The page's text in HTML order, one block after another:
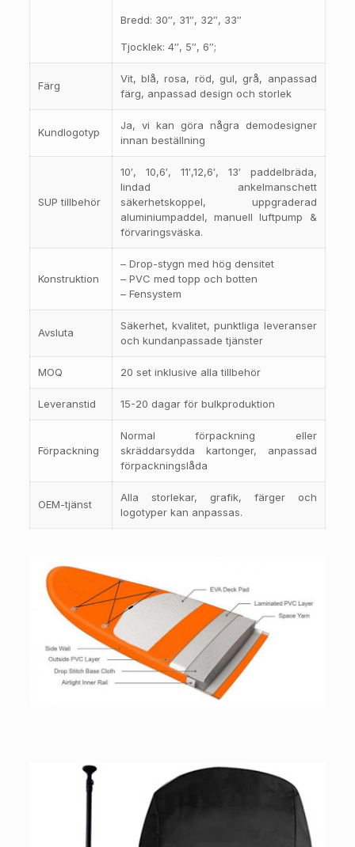
Bredd: 30″, 31″, 32″, 33″
Tjocklek: 4″, 5″, 6″;
Färg
Vit, blå, rosa, röd, gul, grå, anpassad
färg, anpassad design och storlek
Kundlogotyp
Ja, vi kan göra några demodesigner
innan beställning
SUP tillbehör
10′, 10,6′, 11′,12,6′, 13′ paddelbräda,
lindad ankelmanschett
säkerhetskoppel, uppgraderad
aluminiumpaddel, manuell luftpump &
förvaringsväska.
Konstruktion
– Drop-stygn med hög densitet
– PVC med topp och botten
– Fensystem
Avsluta
Säkerhet, kvalitet, punktliga leveranser
och kundanpassade tjänster
MOQ 20 set inklusive alla tillbehör
Leveranstid 15-20 dagar för bulkproduktion
Förpackning
Normal förpackning eller
skräddarsydda kartonger, anpassad
förpackningslåda
OEM-tjänst
Alla storlekar, grafik, färger och
logotyper kan anpassas.